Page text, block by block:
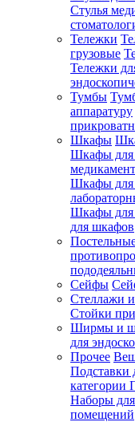
Стулья
Тележки
грузовые
Тележки
Тумбы
аппаратуру
Шкафы
Шкафы для
Шкафы для
Шкафы для
для шкафов
Сейфы
Стеллажи
Стойки
Ширмы и
для
Прочее
Подставки
категории
Наборы
помещений